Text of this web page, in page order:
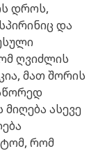
დროს,
და
ღვიძლის
მათ შორის
ასევე
რომ